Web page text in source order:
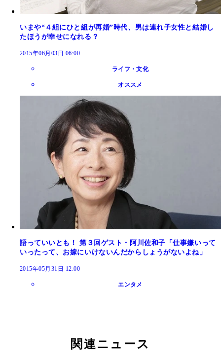
いまや“４組にひと組が再婚”時代、男は連れ子女性と結婚し
たほうが幸せになれる？
2015年06月03日 06:00
ライフ・文化
オススメ
語っていいとも！ 第３回ゲスト・阿川佐和子「仕事嫌いって
いったって、お嫁にいけないんだからしょうがないよね」
2015年05月31日 12:00
エンタメ
関連ニュース